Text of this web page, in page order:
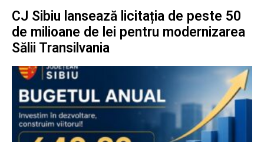
CJ Sibiu lansează licitația de peste 50
de milioane de lei pentru modernizarea
Sălii Transilvania